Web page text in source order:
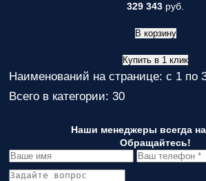
329 343 руб.
В корзину
Купить в 1 клик
Наименований на странице: с 1 по
Всего в категории: 30
Наши менеджеры всегда
Обращайтесь!